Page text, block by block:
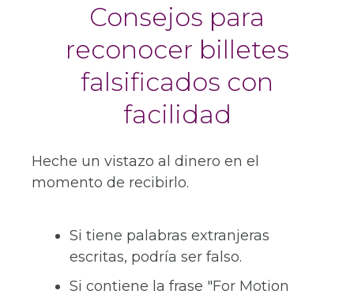
Consejos para
reconocer billetes
falsificados con
facilidad
Heche un vistazo al dinero en el
momento de recibirlo.
Si tiene palabras extranjeras
escritas, podría ser falso.
Si contiene la frase "For Motion